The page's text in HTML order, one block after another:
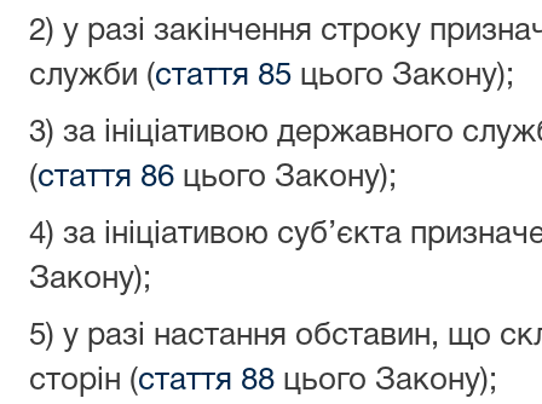
2) у разі закінчення строку
служби (стаття 85 цього Закону);
3) за ініціативою державного
(стаття 86 цього Закону);
4) за ініціативою суб’єкта
Закону);
5) у разі настання обставин, що
сторін (стаття 88 цього Закону);